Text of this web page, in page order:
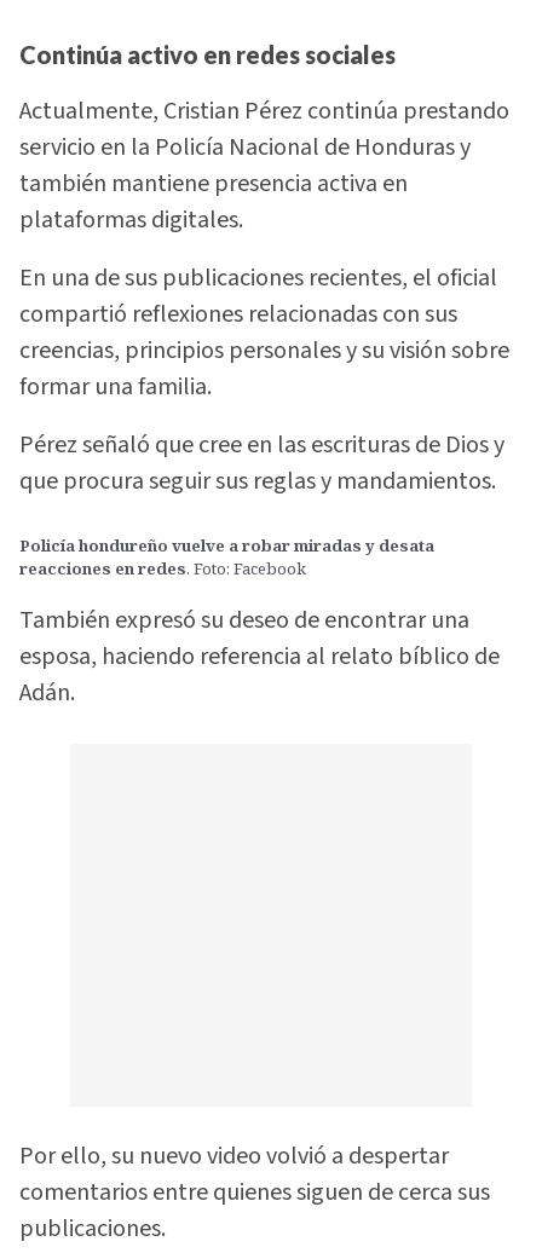
Continúa activo en redes sociales
Actualmente, Cristian Pérez continúa prestando
servicio en la Policía Nacional de Honduras y
también mantiene presencia activa en
plataformas digitales.
En una de sus publicaciones recientes, el oficial
compartió reflexiones relacionadas con sus
creencias, principios personales y su visión sobre
formar una familia.
Pérez señaló que cree en las escrituras de Dios y
que procura seguir sus reglas y mandamientos.
Policía hondureño vuelve a robar miradas y desata
reacciones en redes. Foto: Facebook
También expresó su deseo de encontrar una
esposa, haciendo referencia al relato bíblico de
Adán.
Por ello, su nuevo video volvió a despertar
comentarios entre quienes siguen de cerca sus
publicaciones.